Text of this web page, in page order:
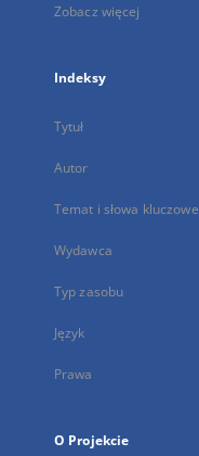
Zobacz więcej
Indeksy
Tytuł
Autor
Temat i słowa kluczowe
Wydawca
Typ zasobu
Język
Prawa
O Projekcie